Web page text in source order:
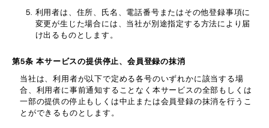
利用者は、住所、氏名、電話番号またはその他登録事項に
変更が生じた場合には、当社が別途指定する方法により届
け出るものとします。
第5条 本サービスの提供停止、会員登録の抹消
当社は、利用者が以下で定める各号のいずれかに該当する場
合、利用者に事前通知することなく本サービスの全部もしくは
一部の提供の停止もしくは中止または会員登録の抹消を行うこ
とができるものとします。